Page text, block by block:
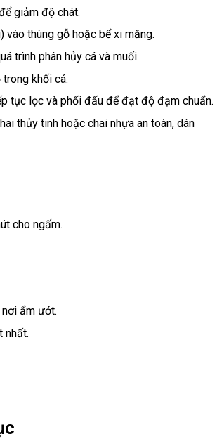
giảm độ chát.
vào thùng gỗ hoặc bể xi măng.
trình phân hủy cá và muối.
khối cá.
tục lọc và phối đấu để đạt độ đạm chuẩn.
thủy tinh hoặc chai nhựa an toàn, dán
cho ngấm.
nơi ẩm ướt.
nhất.